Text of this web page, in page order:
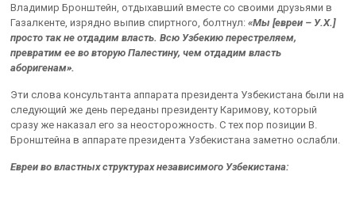
Владимир Бронштейн, отдыхавший вместе со своими друзьями в
Газалкенте, изрядно выпив спиртного, болтнул:«Мы [евреи – У.Х.]
просто так не отдадим власть. Всю Узбекию перестреляем,
превратим ее во вторую Палестину, чем отдадим власть
аборигенам».
Эти слова консультанта аппарата президента Узбекистана были на
следующий же день переданы президенту Каримову, который
сразу же наказал его за неосторожность. С тех пор позиции В.
Бронштейна в аппарате президента Узбекистана заметно ослабли.
Евреи во властных структурах независимого Узбекистана: